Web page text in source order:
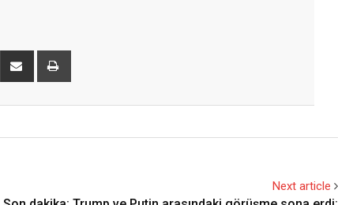
Reddit
Share
Next article